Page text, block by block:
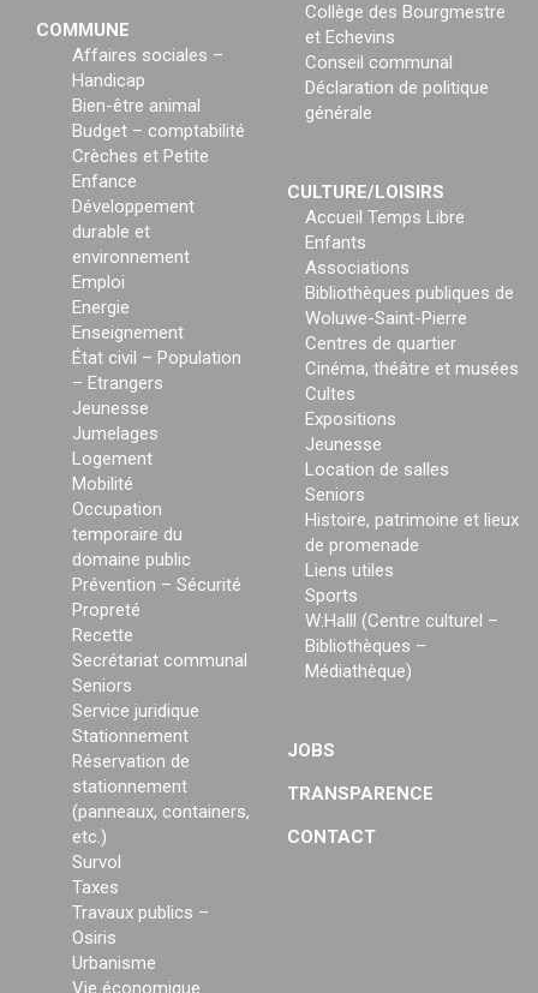
COMMUNE
Affaires sociales –
Handicap
Bien-être animal
Budget – comptabilité
Crèches et Petite
Enfance
Développement
durable et
environnement
Emploi
Energie
Enseignement
État civil – Population
– Etrangers
Jeunesse
Jumelages
Logement
Mobilité
Occupation
temporaire du
domaine public
Prévention – Sécurité
Propreté
Recette
Secrétariat communal
Seniors
Service juridique
Stationnement
Réservation de
stationnement
(panneaux, containers,
etc.)
Survol
Taxes
Travaux publics –
Osiris
Urbanisme
Vie économique
Collège des Bourgmestre
et Echevins
Conseil communal
Déclaration de politique
générale
CULTURE/LOISIRS
Accueil Temps Libre
Enfants
Associations
Bibliothèques publiques de
Woluwe-Saint-Pierre
Centres de quartier
Cinéma, théâtre et musées
Cultes
Expositions
Jeunesse
Location de salles
Seniors
Histoire, patrimoine et lieux
de promenade
Liens utiles
Sports
W:Halll (Centre culturel –
Bibliothèques –
Médiathèque)
JOBS
TRANSPARENCE
CONTACT